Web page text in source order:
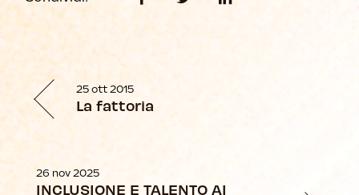
25 ott 2015
La fattoria
26 nov 2025
INCLUSIONE E TALENTO AI